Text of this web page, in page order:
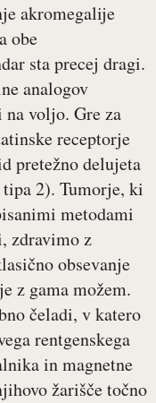
akromegalije
obe
sta precej dragi.
analogov
na voljo. Gre za
receptorje
pretežno delujeta
2). Tumorje, ki
metodami
zdravimo z
obsevanje
z gama možem.
čeladi, v katero
rentgenskega
in magnetne
žarišče točno